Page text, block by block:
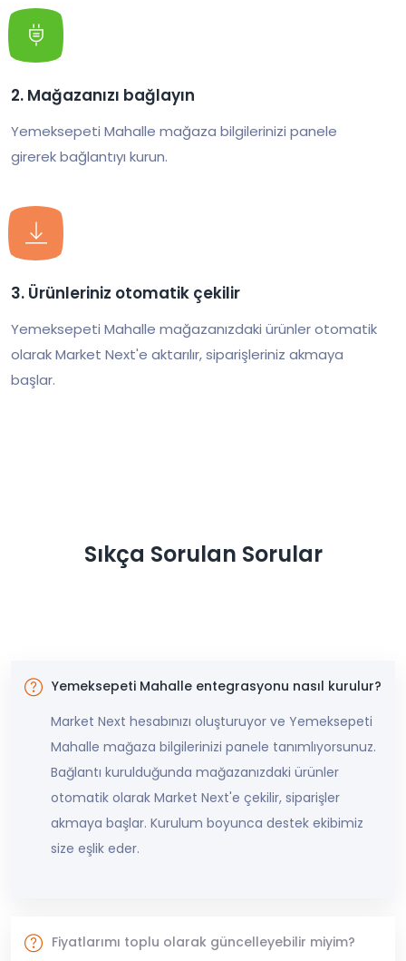
2. Mağazanızı bağlayın
Yemeksepeti Mahalle mağaza bilgilerinizi panele
girerek bağlantıyı kurun.
3. Ürünleriniz otomatik çekilir
Yemeksepeti Mahalle mağazanızdaki ürünler otomatik
olarak Market Next'e aktarılır, siparişleriniz akmaya
başlar.
Sıkça Sorulan Sorular
Yemeksepeti Mahalle entegrasyonu nasıl kurulur?
Market Next hesabınızı oluşturuyor ve Yemeksepeti
Mahalle mağaza bilgilerinizi panele tanımlıyorsunuz.
Bağlantı kurulduğunda mağazanızdaki ürünler
otomatik olarak Market Next'e çekilir, siparişler
akmaya başlar. Kurulum boyunca destek ekibimiz
size eşlik eder.
Fiyatlarımı toplu olarak güncelleyebilir miyim?